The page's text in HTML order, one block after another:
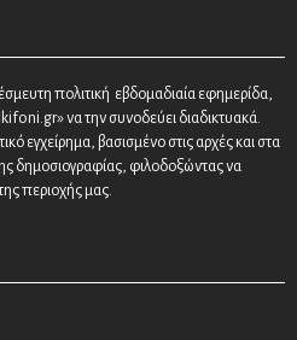
πολιτική εβδομαδιαία εφημερίδα,
να την συνοδεύει διαδικτυακά.
εγχείρημα, βασισμένο στις αρχές και στα
δημοσιογραφίας, φιλοδοξώντας να
περιοχής μας.